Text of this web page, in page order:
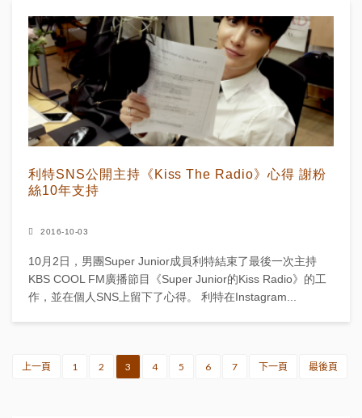
利特SNS公開主持《Kiss The Radio》心得 謝粉
絲10年支持
2016-10-03
10月2日，男團Super Junior成員利特結束了最後一次主持
KBS COOL FM廣播節目《Super Junior的Kiss Radio》的工
作，並在個人SNS上留下了心得。 利特在Instagram...
上一頁 1 2 3 4 5 6 7 下一頁 最後頁